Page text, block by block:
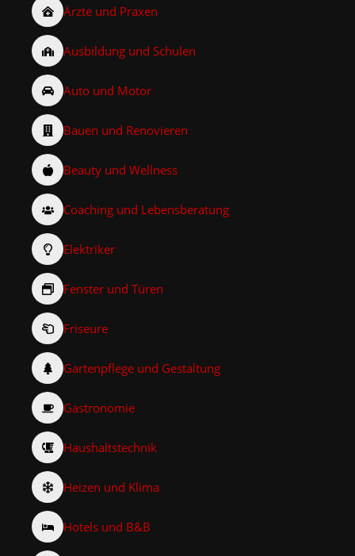
Ärzte und Praxen
Ausbildung und Schulen
Auto und Motor
Bauen und Renovieren
Beauty und Wellness
Coaching und Lebensberatung
Elektriker
Fenster und Türen
Friseure
Gartenpflege und Gestaltung
Gastronomie
Haushaltstechnik
Heizen und Klima
Hotels und B&B